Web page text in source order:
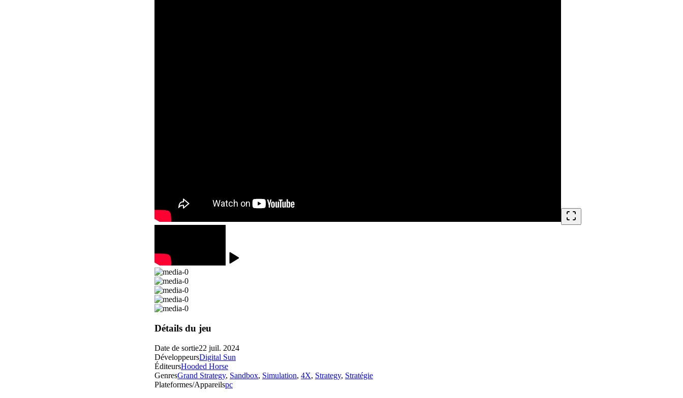
Détails du jeu
Date de sortie22 juil. 2024
DéveloppeursDigital Sun
ÉditeursHooded Horse
GenresGrand Strategy, Sandbox, Simulation, 4X, Strategy, Stratégie
Plateformes/Appareilspc